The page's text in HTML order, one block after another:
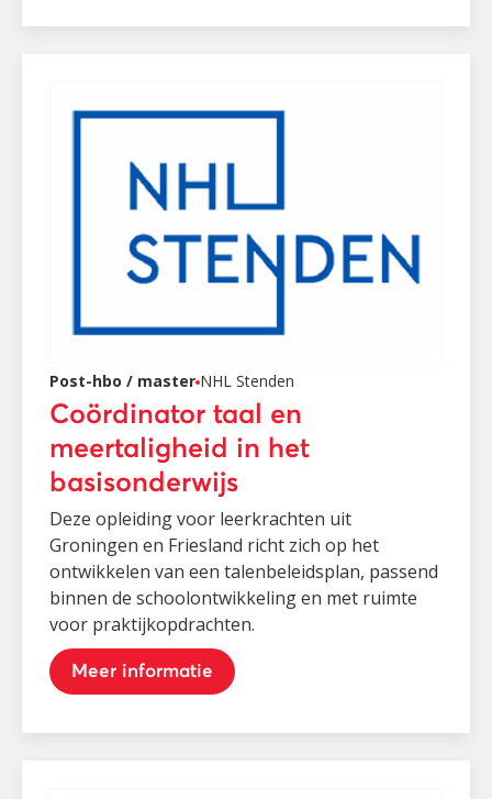
Post-hbo / master NHL Stenden
Coördinator taal en
meertaligheid in het
basisonderwijs
Deze opleiding voor leerkrachten uit
Groningen en Friesland richt zich op het
ontwikkelen van een talenbeleidsplan, passend
binnen de schoolontwikkeling en met ruimte
voor praktijkopdrachten.
Meer informatie